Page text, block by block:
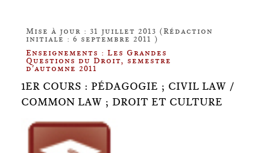
Mise à jour : 31 juillet 2013 (Rédaction
initiale : 6 septembre 2011 )
Enseignements : Les Grandes
Questions du Droit, semestre
d'automne 2011
1ER COURS : PÉDAGOGIE ; CIVIL LAW /
COMMON LAW ; DROIT ET CULTURE